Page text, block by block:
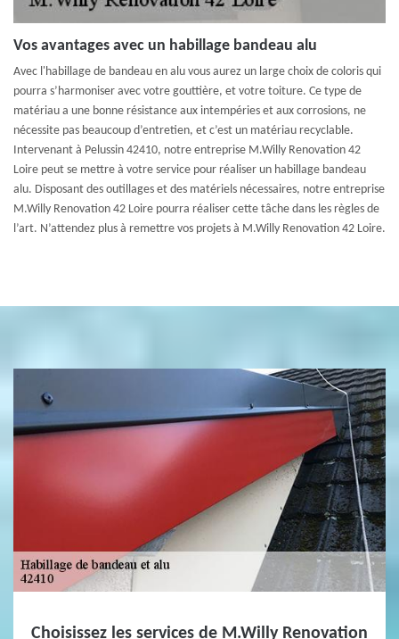
Vos avantages avec un habillage bandeau alu
Avec l'habillage de bandeau en alu vous aurez un large choix de coloris qui
pourra s’harmoniser avec votre gouttière, et votre toiture. Ce type de
matériau a une bonne résistance aux intempéries et aux corrosions, ne
nécessite pas beaucoup d’entretien, et c’est un matériau recyclable.
Intervenant à Pelussin 42410, notre entreprise M.Willy Renovation 42
Loire peut se mettre à votre service pour réaliser un habillage bandeau
alu. Disposant des outillages et des matériels nécessaires, notre entreprise
M.Willy Renovation 42 Loire pourra réaliser cette tâche dans les règles de
l’art. N’attendez plus à remettre vos projets à M.Willy Renovation 42 Loire.
Choisissez les services de M.Willy Renovation